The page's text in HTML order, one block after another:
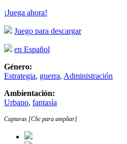
¡Juega ahora!
Juego para descargar
en Español
Género:
Estrategia, guerra, Administración
Ambientación:
Urbano, fantasía
Capturas [Clic para ampliar]